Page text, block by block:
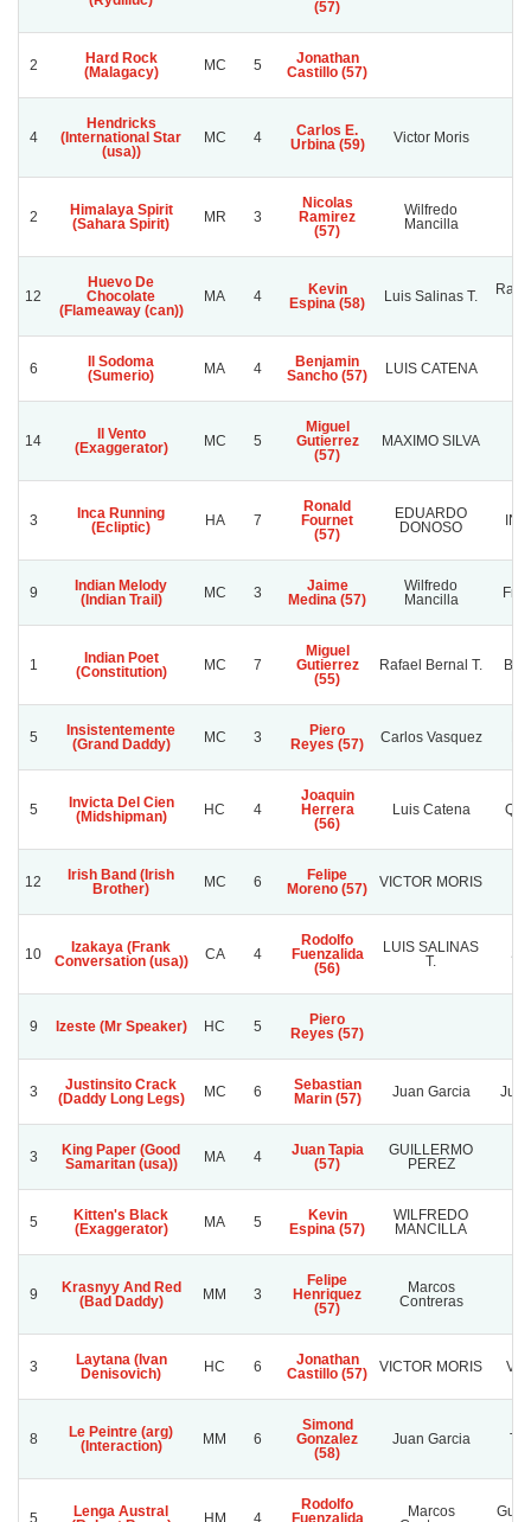
(57)
2
Hard Rock
(Malagacy)
MC 5
Jonathan
Castillo (57)
4
Hendricks
(International Star
(usa))
MC 4
Carlos E.
Urbina (59)
Victor Moris
2
Himalaya Spirit
(Sahara Spirit)
MR 3
Nicolas
Ramirez
(57)
Wilfredo
Mancilla
12
Huevo De
Chocolate
(Flameaway (can))
MA 4
Kevin
Espina (58)
Luis Salinas T.
6
Il Sodoma
(Sumerio)
MA 4
Benjamin
Sancho (57)
LUIS CATENA
14
Il Vento
(Exaggerator)
MC 5
Miguel
Gutierrez
(57)
MAXIMO SILVA
3
Inca Running
(Ecliptic)
HA 7
Ronald
Fournet
(57)
EDUARDO
DONOSO
9
Indian Melody
(Indian Trail)
MC 3
Jaime
Medina (57)
Wilfredo
Mancilla
1
Indian Poet
(Constitution)
MC 7
Miguel
Gutierrez
(55)
Rafael Bernal T.
5
Insistentemente
(Grand Daddy)
MC 3
Piero
Reyes (57)
Carlos Vasquez
5
Invicta Del Cien
(Midshipman)
HC 4
Joaquin
Herrera
(56)
Luis Catena
12
Irish Band (Irish
Brother)
MC 6
Felipe
Moreno (57)
VICTOR MORIS
10
Izakaya (Frank
Conversation (usa))
CA 4
Rodolfo
Fuenzalida
(56)
LUIS SALINAS
T.
9 Izeste (Mr Speaker) HC 5
Piero
Reyes (57)
3
Justinsito Crack
(Daddy Long Legs)
MC 6
Sebastian
Marin (57)
Juan Garcia
3
King Paper (Good
Samaritan (usa))
MA 4
Juan Tapia
(57)
GUILLERMO
PEREZ
5
Kitten's Black
(Exaggerator)
MA 5
Kevin
Espina (57)
WILFREDO
MANCILLA
9
Krasnyy And Red
(Bad Daddy)
MM 3
Felipe
Henriquez
(57)
Marcos
Contreras
3
Laytana (Ivan
Denisovich)
HC 6
Jonathan
Castillo (57)
VICTOR MORIS
8
Le Peintre (arg)
(Interaction)
MM 6
Simond
Gonzalez
(58)
Juan Garcia
Lenga Austral
Rodolfo
Marcos